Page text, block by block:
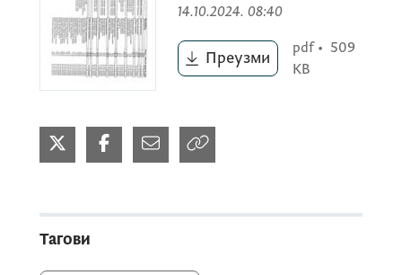
14.10.2024. 08:40
Преузми
pdf • 509
KB
Тагови